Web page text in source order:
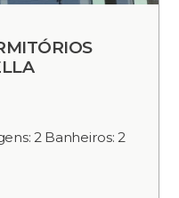
2 Banheiros: 2